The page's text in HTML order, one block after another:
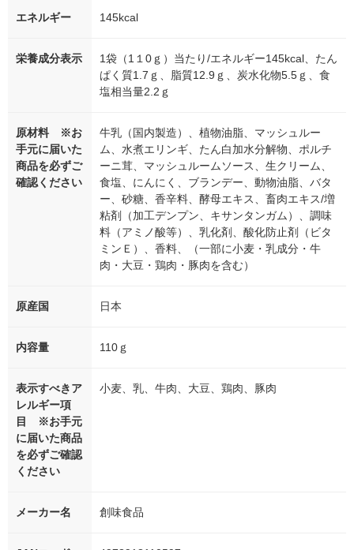
エネルギー 145kcal
栄養成分表示
1袋（1１0ｇ）当たり/エネルギー145kcal、たん
ぱく質1.7ｇ、脂質12.9ｇ、炭水化物5.5ｇ、食
塩相当量2.2ｇ
原材料 ※お
手元に届いた
商品を必ずご
確認ください
牛乳（国内製造）、植物油脂、マッシュルー
ム、水煮エリンギ、たん白加水分解物、ポルチ
ーニ茸、マッシュルームソース、生クリーム、
食塩、にんにく、ブランデー、動物油脂、バタ
ー、砂糖、香辛料、酵母エキス、畜肉エキス/増
粘剤（加工デンプン、キサンタンガム）、調味
料（アミノ酸等）、乳化剤、酸化防止剤（ビタ
ミンＥ）、香料、（一部に小麦・乳成分・牛
肉・大豆・鶏肉・豚肉を含む）
原産国 日本
内容量 110ｇ
表示すべきア
レルギー項
目 ※お手元
に届いた商品
を必ずご確認
ください
小麦、乳、牛肉、大豆、鶏肉、豚肉
メーカー名 創味食品